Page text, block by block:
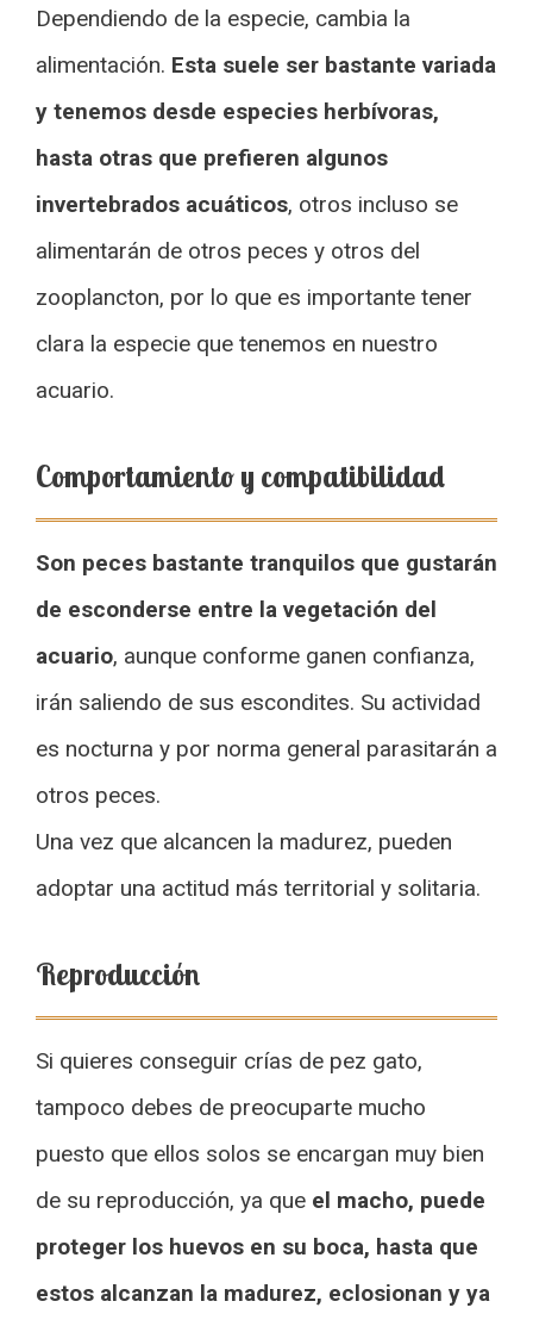
Dependiendo de la especie, cambia la
alimentación. Esta suele ser bastante variada
y tenemos desde especies herbívoras,
hasta otras que prefieren algunos
invertebrados acuáticos, otros incluso se
alimentarán de otros peces y otros del
zooplancton, por lo que es importante tener
clara la especie que tenemos en nuestro
acuario.
Comportamiento y compatibilidad
Son peces bastante tranquilos que gustarán
de esconderse entre la vegetación del
acuario, aunque conforme ganen confianza,
irán saliendo de sus escondites. Su actividad
es nocturna y por norma general parasitarán a
otros peces.
Una vez que alcancen la madurez, pueden
adoptar una actitud más territorial y solitaria.
Reproducción
Si quieres conseguir crías de pez gato,
tampoco debes de preocuparte mucho
puesto que ellos solos se encargan muy bien
de su reproducción, ya que el macho, puede
proteger los huevos en su boca, hasta que
estos alcanzan la madurez, eclosionan y ya